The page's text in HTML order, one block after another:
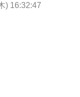
) 16:32:47